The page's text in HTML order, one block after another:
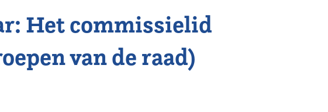
Het commissielid
van de raad)